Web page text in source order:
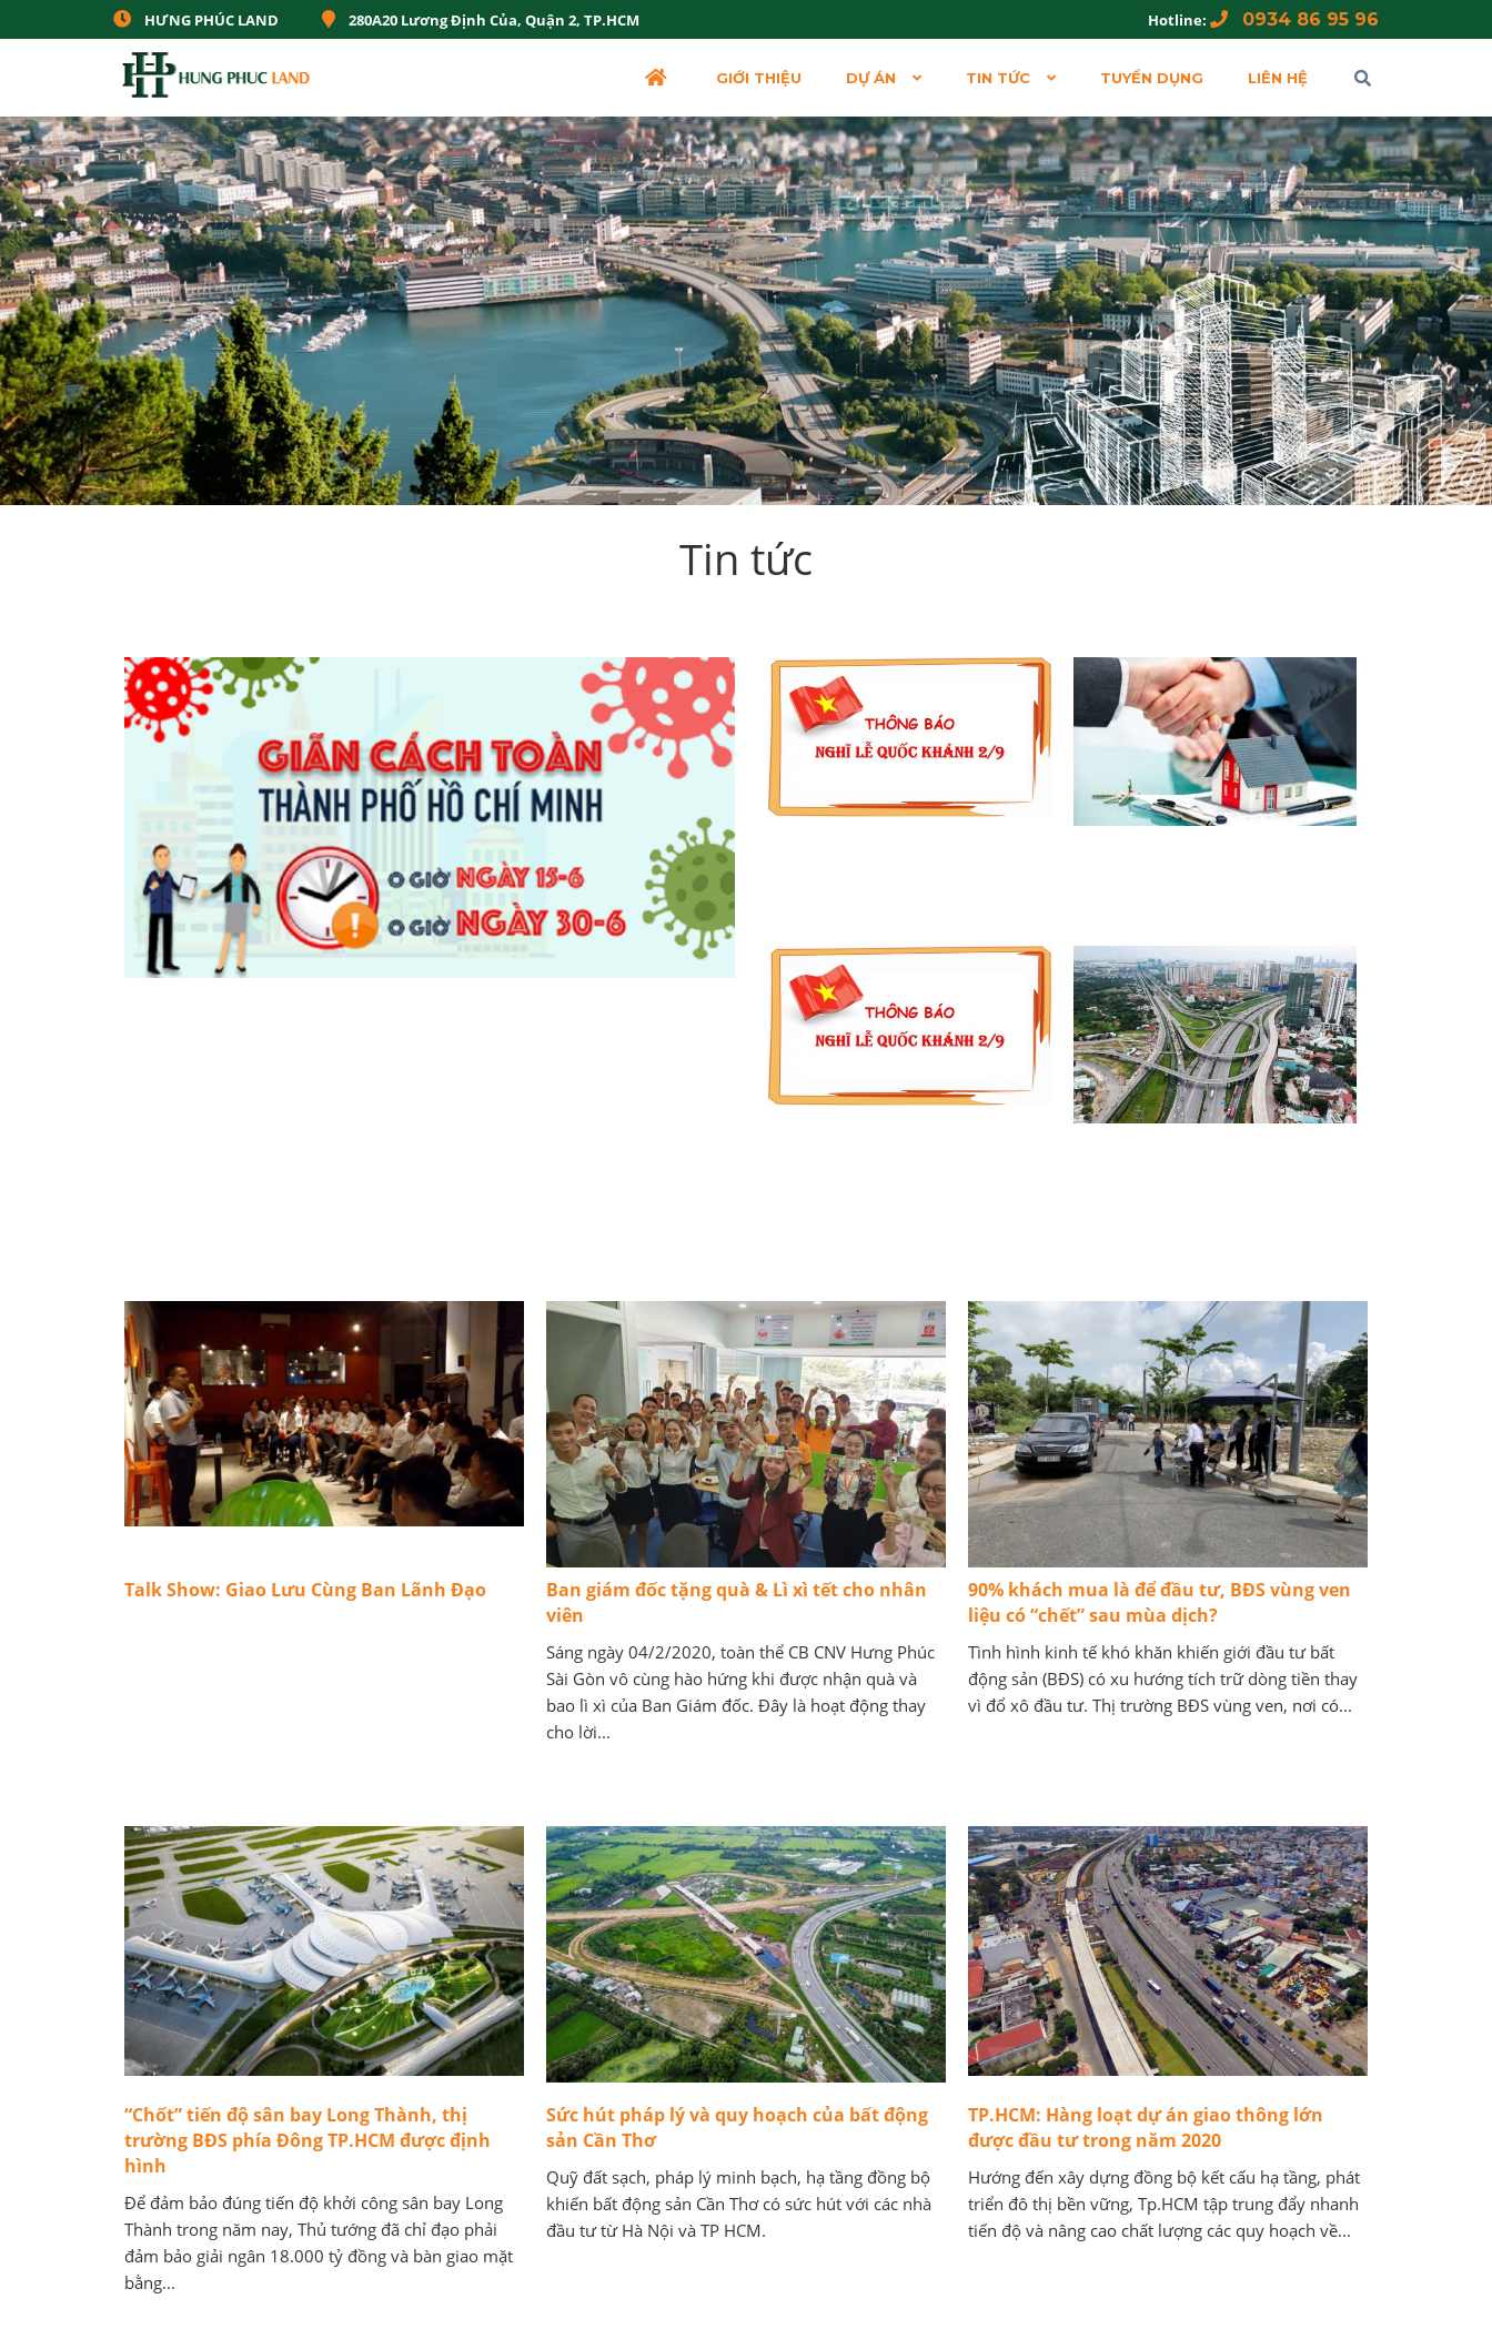
HƯNG PHÚC LAND 280A20 Lương Định Của, Quận 2, TP.HCM Hotline: 0934 86 95 96
GIỚI THIỆU DỰ ÁN TIN TỨC TUYỂN DỤNG LIÊN HỆ
Tin tức
Talk Show: Giao Lưu Cùng Ban Lãnh Đạo
Ban giám đốc tặng quà & Lì xì tết cho nhân
viên
Sáng ngày 04/2/2020, toàn thể CB CNV Hưng Phúc
Sài Gòn vô cùng hào hứng khi được nhận quà và
bao lì xì của Ban Giám đốc. Đây là hoạt động thay
cho lời...
90% khách mua là để đầu tư, BĐS vùng ven
liệu có “chết” sau mùa dịch?
Tình hình kinh tế khó khăn khiến giới đầu tư bất
động sản (BĐS) có xu hướng tích trữ dòng tiền thay
vì đổ xô đầu tư. Thị trường BĐS vùng ven, nơi có...
“Chốt” tiến độ sân bay Long Thành, thị
trường BĐS phía Đông TP.HCM được định
hình
Để đảm bảo đúng tiến độ khởi công sân bay Long
Thành trong năm nay, Thủ tướng đã chỉ đạo phải
đảm bảo giải ngân 18.000 tỷ đồng và bàn giao mặt
bằng...
Sức hút pháp lý và quy hoạch của bất động
sản Cần Thơ
Quỹ đất sạch, pháp lý minh bạch, hạ tầng đồng bộ
khiến bất động sản Cần Thơ có sức hút với các nhà
đầu tư từ Hà Nội và TP HCM.
TP.HCM: Hàng loạt dự án giao thông lớn
được đầu tư trong năm 2020
Hướng đến xây dựng đồng bộ kết cấu hạ tầng, phát
triển đô thị bền vững, Tp.HCM tập trung đẩy nhanh
tiến độ và nâng cao chất lượng các quy hoạch về...